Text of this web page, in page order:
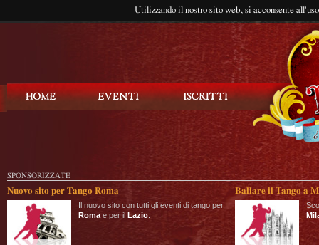
Utilizzando il nostro sito web, si acconsente
SPONSORIZZATE
Nuovo sito per Tango Roma
Il nuovo sito con tutti gli eventi di tango per
Roma e per il Lazio
Ballare il Tango a